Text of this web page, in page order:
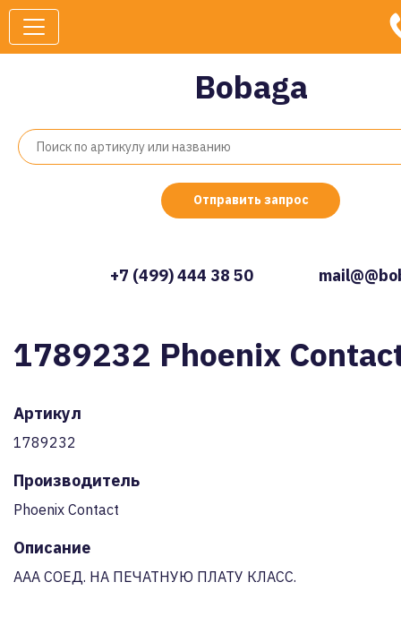
Bobaga
Отправить запрос
+7 (499) 444 38 50
1789232 Phoenix
Артикул
1789232
Производитель
Phoenix Contact
Описание
AAA СОЕД. НА ПЕЧАТНУЮ ПЛАТУ КЛАСС.